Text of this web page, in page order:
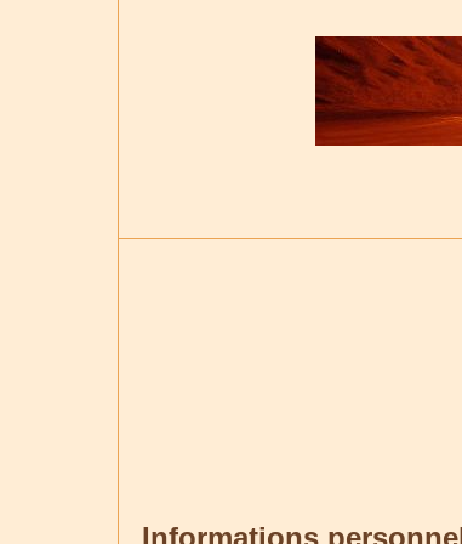
Informations